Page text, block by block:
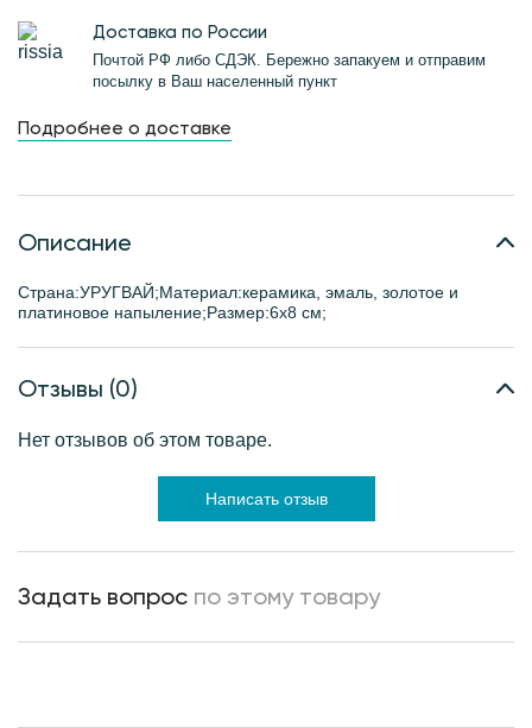
Доставка по России
Почтой РФ либо СДЭК. Бережно запакуем и отправим
посылку в Ваш населенный пункт
Подробнее о доставке
Описание
Страна:УРУГВАЙ;Материал:керамика, эмаль, золотое и
платиновое напыление;Размер:6х8 см;
Отзывы (0)
Нет отзывов об этом товаре.
Написать отзыв
Задать вопрос по этому товару